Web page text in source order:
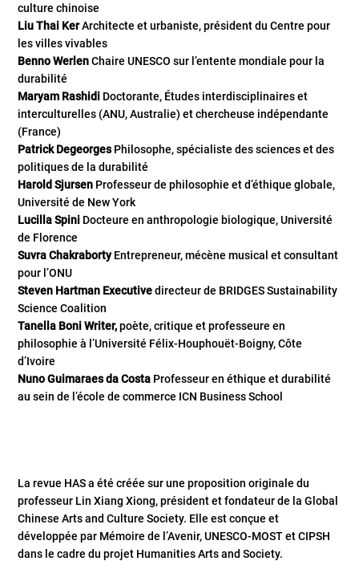
culture chinoise
Liu Thai KerArchitecte et urbaniste, président du Centre pour
les villes vivables
Benno WerlenChaire UNESCO sur l’entente mondiale pour la
durabilité
Maryam Rashidi Doctorante, Études interdisciplinaires et
interculturelles (ANU, Australie) et chercheuse indépendante
(France)
Patrick DegeorgesPhilosophe, spécialiste des sciences et des
politiques de la durabilité
Harold Sjursen Professeur de philosophie et d’éthique globale,
Université de New York
Lucilla Spini Docteure en anthropologie biologique, Université
de Florence
Suvra ChakrabortyEntrepreneur, mécène musical et consultant
pour l’ONU
Steven Hartman Executivedirecteur de BRIDGES Sustainability
Science Coalition
Tanella Boni Writer,poète, critique et professeure en
philosophie à l’Université Félix-Houphouët-Boigny, Côte
d’Ivoire
Nuno Guimaraes da Costa Professeur en éthique et durabilité
au sein de l’école de commerce ICN Business School
La revue HAS a été créée sur une proposition originale du
professeur Lin Xiang Xiong, président et fondateur de la Global
Chinese Arts and Culture Society. Elle est conçue et
développée par Mémoire de l’Avenir, UNESCO-MOST et CIPSH
dans le cadre du projet Humanities Arts and Society.